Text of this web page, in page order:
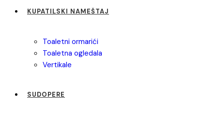
KUPATILSKI NAMEŠTAJ
toaletni ormarići
toaletna ogledala
vertikale
SUDOPERE